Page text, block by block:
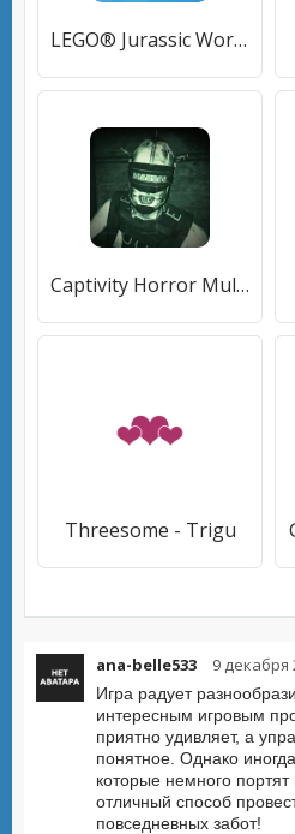
LEGO® Jurassic World™
Captivity Horror Multiplayer
Threesome - Trigu
ana-belle533 9 декабря
Игра радует
интересным игровым
приятно удивляет, а
понятное. Однако
которые немного
отличный способ
повседневных забот!